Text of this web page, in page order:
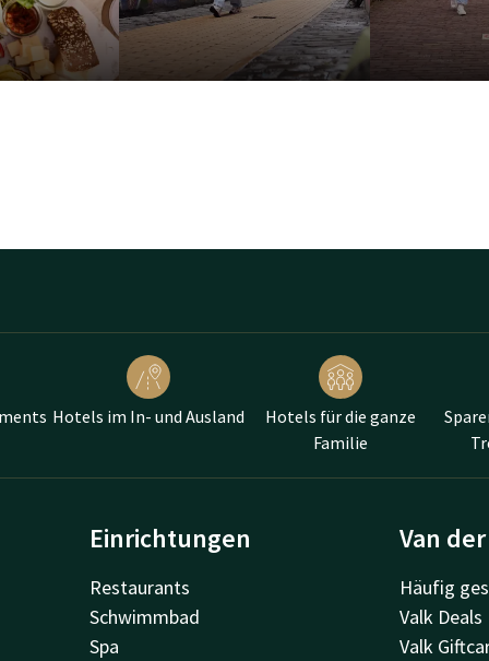
einen komfortablen
können Sie die Hotelbar und
Hotels im In- und Ausland
Hotels für die ganze
Familie
Einrichtungen
Restaurants
Schwimmbad
Spa
Van
Häufig
Valk Deals
Valk